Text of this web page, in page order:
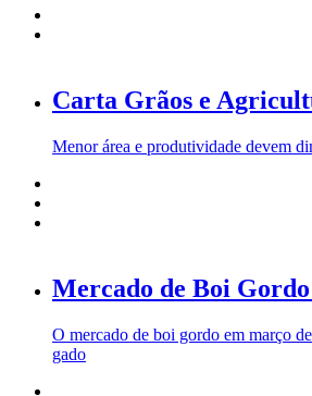
Carta Grãos e
Menor área e produtividade devem
Mercado de Boi
O mercado de boi gordo em março
gado